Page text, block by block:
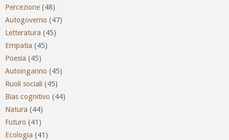
Percezione (48)
Autogoverno (47)
Letteratura (45)
Empatia (45)
Poesia (45)
Autoinganno (45)
Ruoli sociali (45)
Bias cognitivo (44)
Natura (44)
Futuro (41)
Ecologia (41)